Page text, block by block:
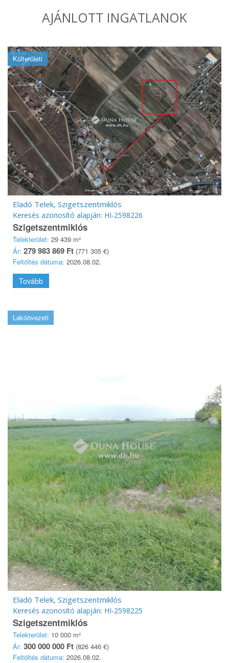
AJÁNLOTT INGATLANOK
Külterületi
Eladó Telek, Szigetszentmiklós
Keresés azonosító alapján: HI-2598226
Szigetszentmiklós
Telekterület: 29 439 m²
Ár: 279 983 869 Ft (771 305 €)
Feltöltés dátuma: 2026.08.02.
Tovább
Lakóövezeti
Eladó Telek, Szigetszentmiklós
Keresés azonosító alapján: HI-2598225
Szigetszentmiklós
Telekterület: 10 000 m²
Ár: 300 000 000 Ft (826 446 €)
Feltöltés dátuma: 2026.08.02.